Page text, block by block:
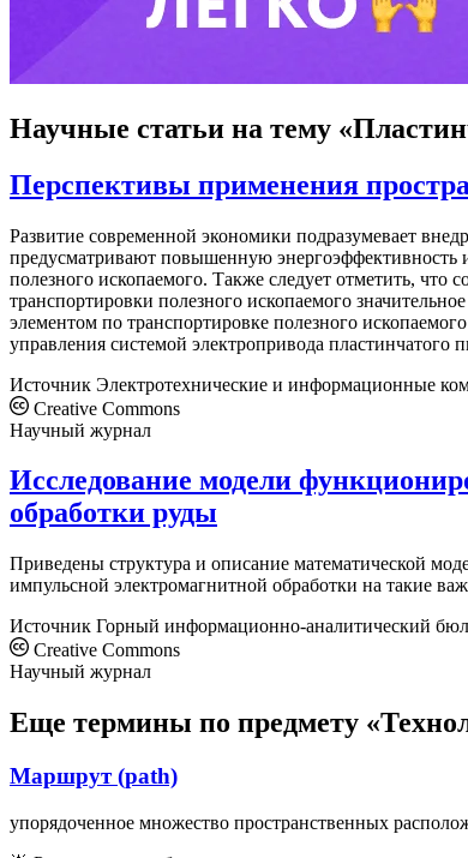
Научные статьи на тему
Перспективы применения
Развитие современной экономики подразумевает
предусматривают повышенную энергоэффективность
полезного ископаемого. Также следует отметить, что
транспортировки полезного ископаемого
элементом по транспортировке полезного
управления системой электропривода пластинчатого
Источник Электротехнические и информационные
Creative Commons
Научный журнал
Исследование модели
обработки руды
Приведены структура и описание математической
импульсной электромагнитной обработки на такие
Источник Горный информационно-аналитический
Creative Commons
Научный журнал
Еще термины по предмету
Маршрут (path)
упорядоченное множество пространственных